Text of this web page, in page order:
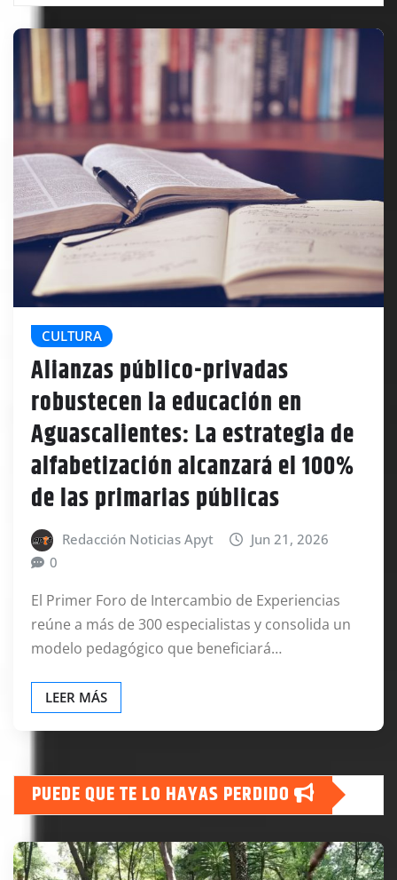
CULTURA
Alianzas público-privadas
robustecen la educación en
Aguascalientes: La estrategia de
alfabetización alcanzará el 100%
de las primarias públicas
Redacción Noticias Apyt
Jun 21, 2026
0
El Primer Foro de Intercambio de Experiencias
reúne a más de 300 especialistas y consolida un
modelo pedagógico que beneficiará…
LEER MÁS
PUEDE QUE TE LO HAYAS PERDIDO